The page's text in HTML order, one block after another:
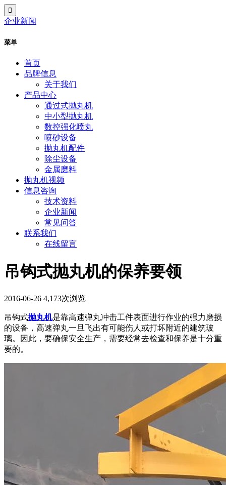
企业新闻
菜单
首页
品牌信息
关于我们
产品中心
通过式抛丸机
中小型抛丸机
数控强化喷丸
喷砂设备
抛丸机配件
除尘设备
金属磨料
抛丸机视频
信息咨询
技术资料
企业新闻
常见问答
联系我们
在线留言
吊钩式抛丸机的保养要领
2016-06-26 4,173次浏览
吊钩式抛丸机是靠高速弹丸冲击工件表面进行作业的强力磨损
的设备，高速弹丸一旦飞出有可能伤人或打坏附近的建筑玻
璃。因此，要确保安全生产，需要经常去检查和保养是十分重
要的。